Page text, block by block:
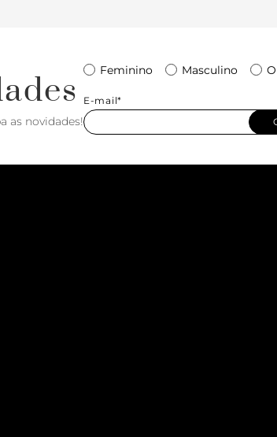
as novidades!
Feminino Masculino
E-mail*